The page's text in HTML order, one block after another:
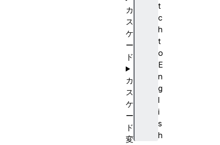
t
c
h
t
o
E
n
g
l
i
s
h
カ
ス
ケ
ー
ド
カ
ス
ケ
ー
ド
変